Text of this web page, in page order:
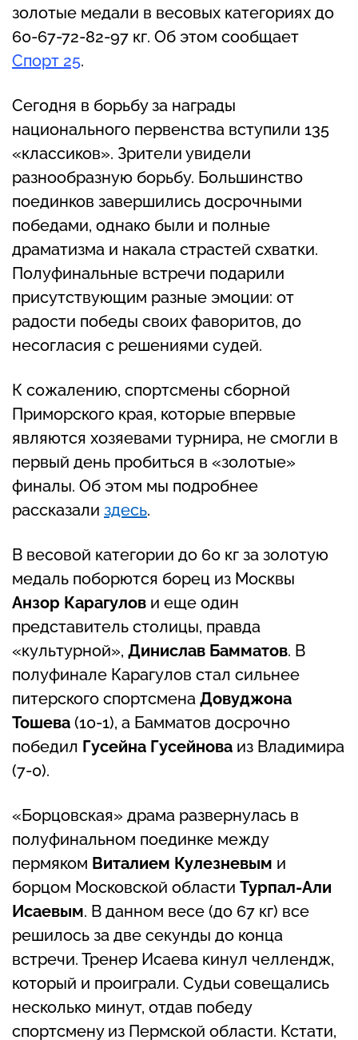
золотые медали в весовых категориях до
60-67-72-82-97 кг. Об этом сообщает
Спорт 25.
Сегодня в борьбу за награды
национального первенства вступили 135
«классиков». Зрители увидели
разнообразную борьбу. Большинство
поединков завершились досрочными
победами, однако были и полные
драматизма и накала страстей схватки.
Полуфинальные встречи подарили
присутствующим разные эмоции: от
радости победы своих фаворитов, до
несогласия с решениями судей.
К сожалению, спортсмены сборной
Приморского края, которые впервые
являются хозяевами турнира, не смогли в
первый день пробиться в «золотые»
финалы. Об этом мы подробнее
рассказали здесь.
В весовой категории до 60 кг за золотую
медаль поборются борец из Москвы
Анзор Карагулов и еще один
представитель столицы, правда
«культурной», Динислав Бамматов. В
полуфинале Карагулов стал сильнее
питерского спортсмена Довуджона
Тошева (10-1), а Бамматов досрочно
победил Гусейна Гусейнова из Владимира
(7-0).
«Борцовская» драма развернулась в
полуфинальном поединке между
пермяком Виталием Кулезневым и
борцом Московской области Турпал-Али
Исаевым. В данном весе (до 67 кг) все
решилось за две секунды до конца
встречи. Тренер Исаева кинул челлендж,
который и проиграли. Судьи совещались
несколько минут, отдав победу
спортсмену из Пермской области. Кстати,